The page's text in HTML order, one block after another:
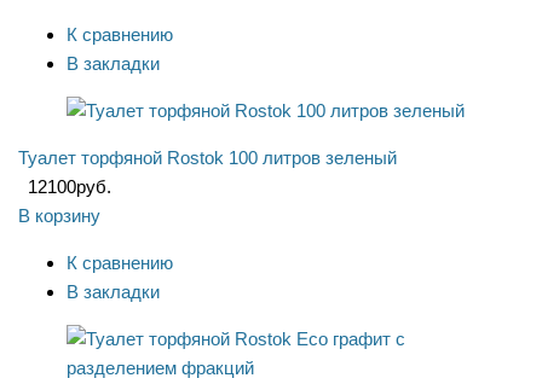
К сравнению
В закладки
Туалет торфяной Rostok 100 литров зеленый
12100руб.
В корзину
К сравнению
В закладки